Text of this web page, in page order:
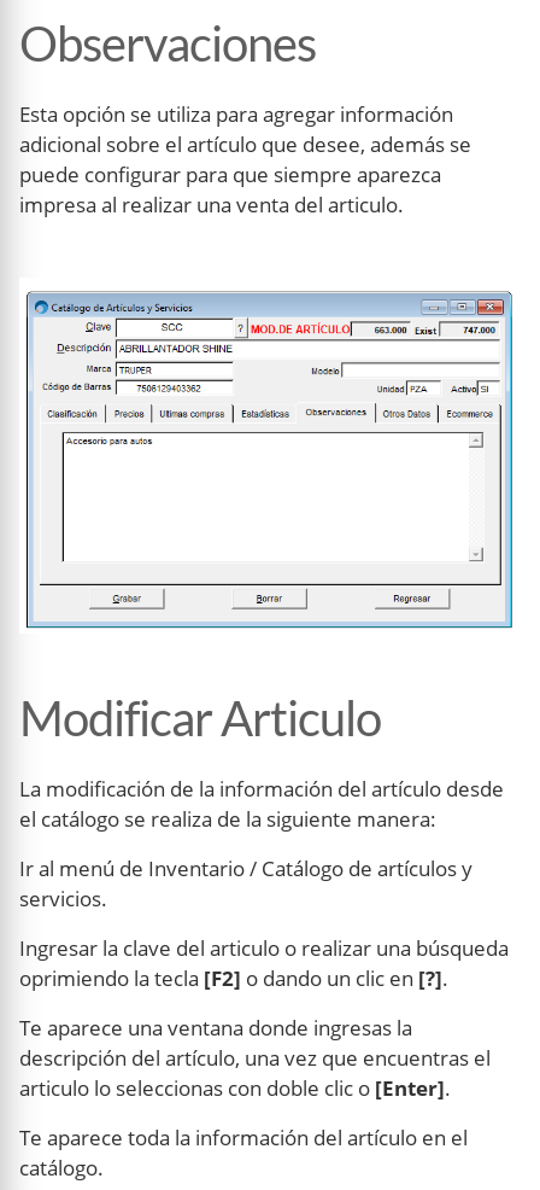
Observaciones
Esta opción se utiliza para agregar información
adicional sobre el artículo que desee, además se
puede configurar para que siempre aparezca
impresa al realizar una venta del articulo.
Modificar Articulo
La modificación de la información del artículo desde
el catálogo se realiza de la siguiente manera:
Ir al menú de Inventario / Catálogo de artículos y
servicios.
Ingresar la clave del articulo o realizar una búsqueda
oprimiendo la tecla [F2] o dando un clic en [?].
Te aparece una ventana donde ingresas la
descripción del artículo, una vez que encuentras el
articulo lo seleccionas con doble clic o [Enter].
Te aparece toda la información del artículo en el
catálogo.